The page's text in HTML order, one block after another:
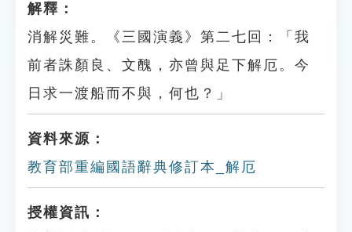
解釋：
消解災難。《三國演義》第二七回：「我
前者誅顏良、文醜，亦曾與足下解厄。今
日求一渡船而不與，何也？」
資料來源：
教育部重編國語辭典修訂本_解厄
授權資訊：